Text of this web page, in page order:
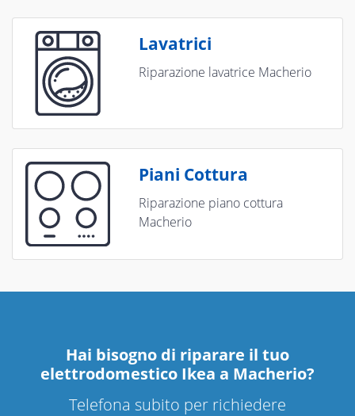
Lavatrici
Riparazione lavatrice Macherio
Piani Cottura
Riparazione piano cottura
Macherio
Hai bisogno di riparare il tuo
elettrodomestico Ikea a Macherio?
Telefona subito per richiedere